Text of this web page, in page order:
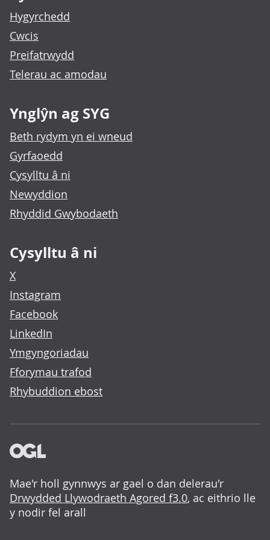
Hygyrchedd
Cwcis
Preifatrwydd
Telerau ac amodau
Ynglŷn ag SYG
Beth rydym yn ei wneud
Gyrfaoedd
Cysylltu â ni
Newyddion
Rhyddid Gwybodaeth
Cysylltu â ni
X
Instagram
Facebook
LinkedIn
Ymgyngoriadau
Fforymau trafod
Rhybuddion ebost
Mae'r holl gynnwys ar gael o dan delerau'r
Drwydded Llywodraeth Agored f3.0, ac eithrio lle
y nodir fel arall